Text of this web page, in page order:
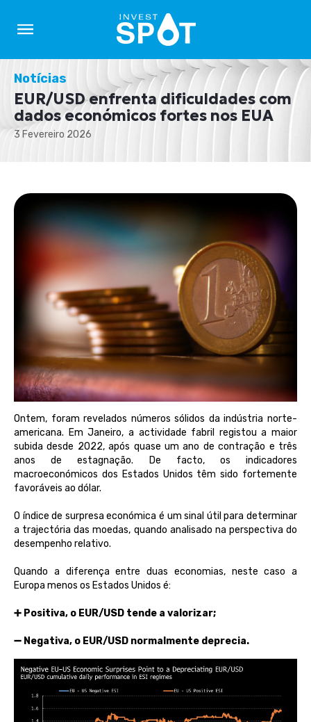
Notícias
EUR/USD enfrenta dificuldades com
dados económicos fortes nos EUA
3 Fevereiro 2026
Ontem, foram revelados números sólidos da indústria norte-
americana. Em Janeiro, a actividade fabril registou a maior
subida desde 2022, após quase um ano de contração e três
anos de estagnação. De facto, os indicadores
macroeconómicos dos Estados Unidos têm sido fortemente
favoráveis ​​ao dólar.
O índice de surpresa económica é um sinal útil para determinar
a trajectória das moedas, quando analisado ​​na perspectiva do
desempenho relativo.
Quando a diferença entre duas economias, neste caso a
Europa menos os Estados Unidos é:
➕ Positiva, o EUR/USD tende a valorizar;
➖ Negativa, o EUR/USD normalmente deprecia.